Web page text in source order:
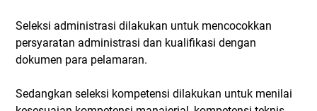
Seleksi administrasi dilakukan untuk mencocokkan
persyaratan administrasi dan kualifikasi dengan
dokumen para pelamaran.
Sedangkan seleksi kompetensi dilakukan untuk menilai